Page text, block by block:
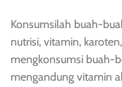
Konsumsilah buah-
nutrisi, vitamin,
mengkonsumsi buah-
mengandung vitamin